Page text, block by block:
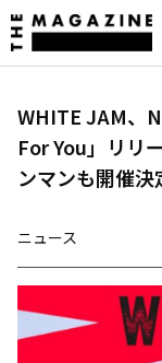
WHITE JAM、
For You」リリ
ンマンも開催決
ニュース